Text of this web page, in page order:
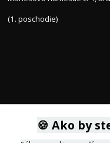
(1. poschodie)
KONTAKTY
🍪 Ako by